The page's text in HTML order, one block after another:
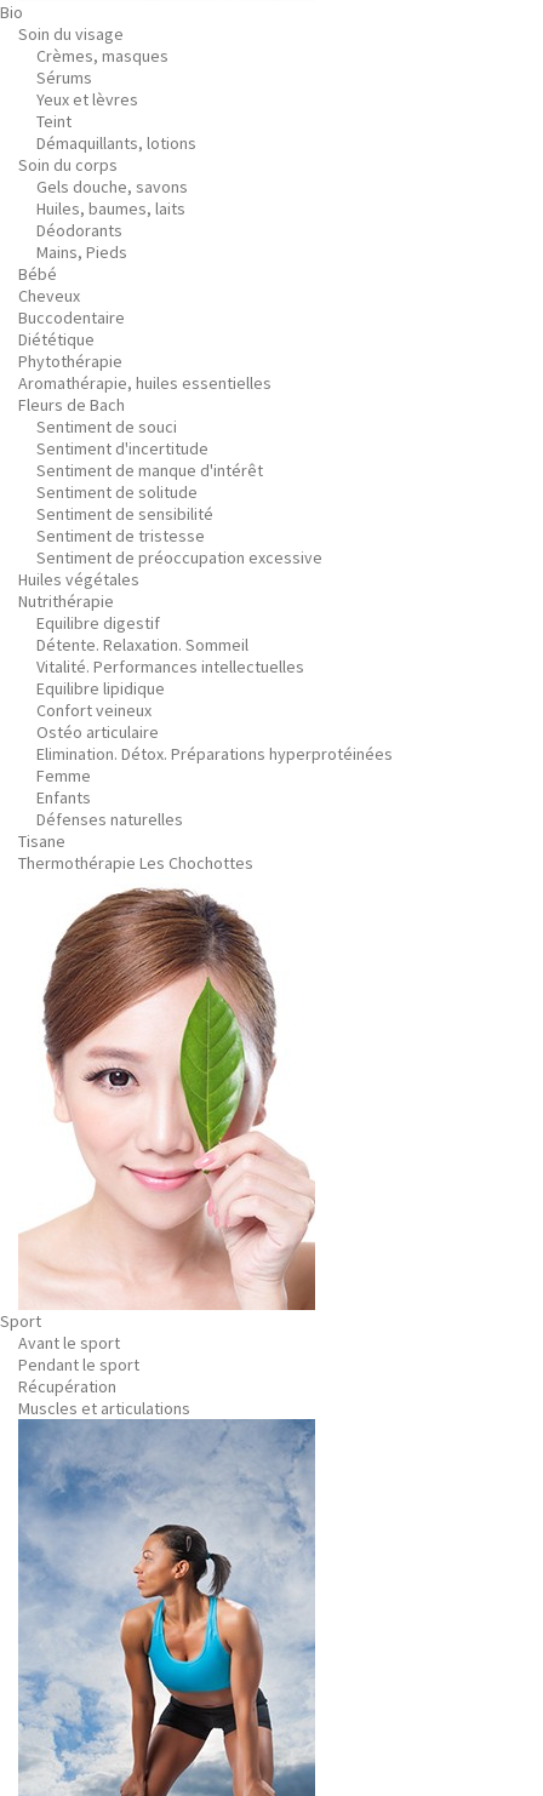
Bio
Soin du visage
Crèmes, masques
Sérums
Yeux et lèvres
Teint
Démaquillants, lotions
Soin du corps
Gels douche, savons
Huiles, baumes, laits
Déodorants
Mains, Pieds
Bébé
Cheveux
Buccodentaire
Diététique
Phytothérapie
Aromathérapie, huiles essentielles
Fleurs de Bach
Sentiment de souci
Sentiment d'incertitude
Sentiment de manque d'intérêt
Sentiment de solitude
Sentiment de sensibilité
Sentiment de tristesse
Sentiment de préoccupation excessive
Huiles végétales
Nutrithérapie
Equilibre digestif
Détente. Relaxation. Sommeil
Vitalité. Performances intellectuelles
Equilibre lipidique
Confort veineux
Ostéo articulaire
Elimination. Détox. Préparations hyperprotéinées
Femme
Enfants
Défenses naturelles
Tisane
Thermothérapie Les Chochottes
Sport
Avant le sport
Pendant le sport
Récupération
Muscles et articulations